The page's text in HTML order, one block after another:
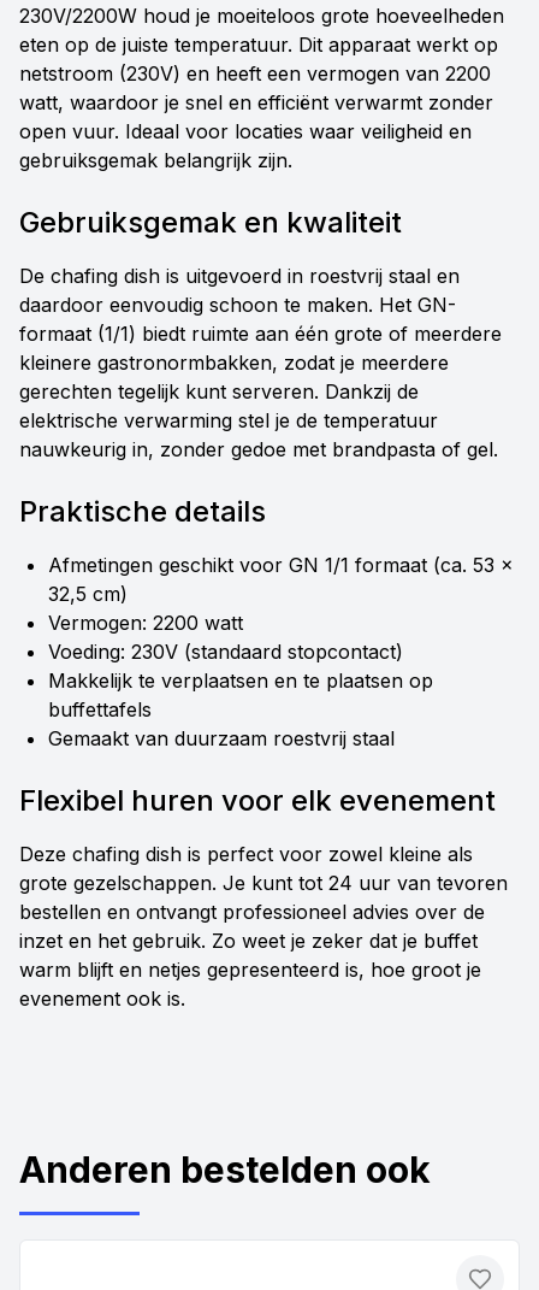
230V/2200W houd je moeiteloos grote hoeveelheden
eten op de juiste temperatuur. Dit apparaat werkt op
netstroom (230V) en heeft een vermogen van 2200
watt, waardoor je snel en efficiënt verwarmt zonder
open vuur. Ideaal voor locaties waar veiligheid en
gebruiksgemak belangrijk zijn.
Gebruiksgemak en kwaliteit
De chafing dish is uitgevoerd in roestvrij staal en
daardoor eenvoudig schoon te maken. Het GN-
formaat (1/1) biedt ruimte aan één grote of meerdere
kleinere gastronormbakken, zodat je meerdere
gerechten tegelijk kunt serveren. Dankzij de
elektrische verwarming stel je de temperatuur
nauwkeurig in, zonder gedoe met brandpasta of gel.
Praktische details
Afmetingen geschikt voor GN 1/1 formaat (ca. 53 x
32,5 cm)
Vermogen: 2200 watt
Voeding: 230V (standaard stopcontact)
Makkelijk te verplaatsen en te plaatsen op
buffettafels
Gemaakt van duurzaam roestvrij staal
Flexibel huren voor elk evenement
Deze chafing dish is perfect voor zowel kleine als
grote gezelschappen. Je kunt tot 24 uur van tevoren
bestellen en ontvangt professioneel advies over de
inzet en het gebruik. Zo weet je zeker dat je buffet
warm blijft en netjes gepresenteerd is, hoe groot je
evenement ook is.
Anderen bestelden ook